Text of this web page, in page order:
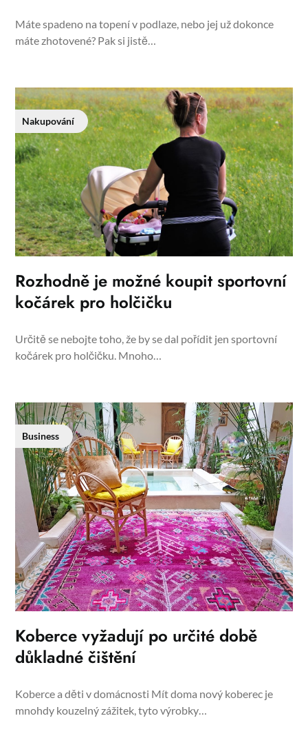
Máte spadeno na topení v podlaze, nebo jej už dokonce
máte zhotovené? Pak si jistě…
Nakupování
Rozhodně je možné koupit sportovní
kočárek pro holčičku
Určitě se nebojte toho, že by se dal pořídit jen sportovní
kočárek pro holčičku. Mnoho…
Business
Koberce vyžadují po určité době
důkladné čištění
Koberce a děti v domácnosti Mít doma nový koberec je
mnohdy kouzelný zážitek, tyto výrobky…